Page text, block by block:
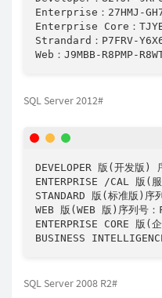
Enterprise：27HMJ-
Enterprise Core：
Strandard：P7FRV-
SQL Server 2012#
DEVELOPER 版(开发版)
ENTERPRISE /CAL 版(
STANDARD 版(标准版)序
WEB 版(WEB 版)序列号：
ENTERPRISE CORE 版(
SQL Server 2008 R2#